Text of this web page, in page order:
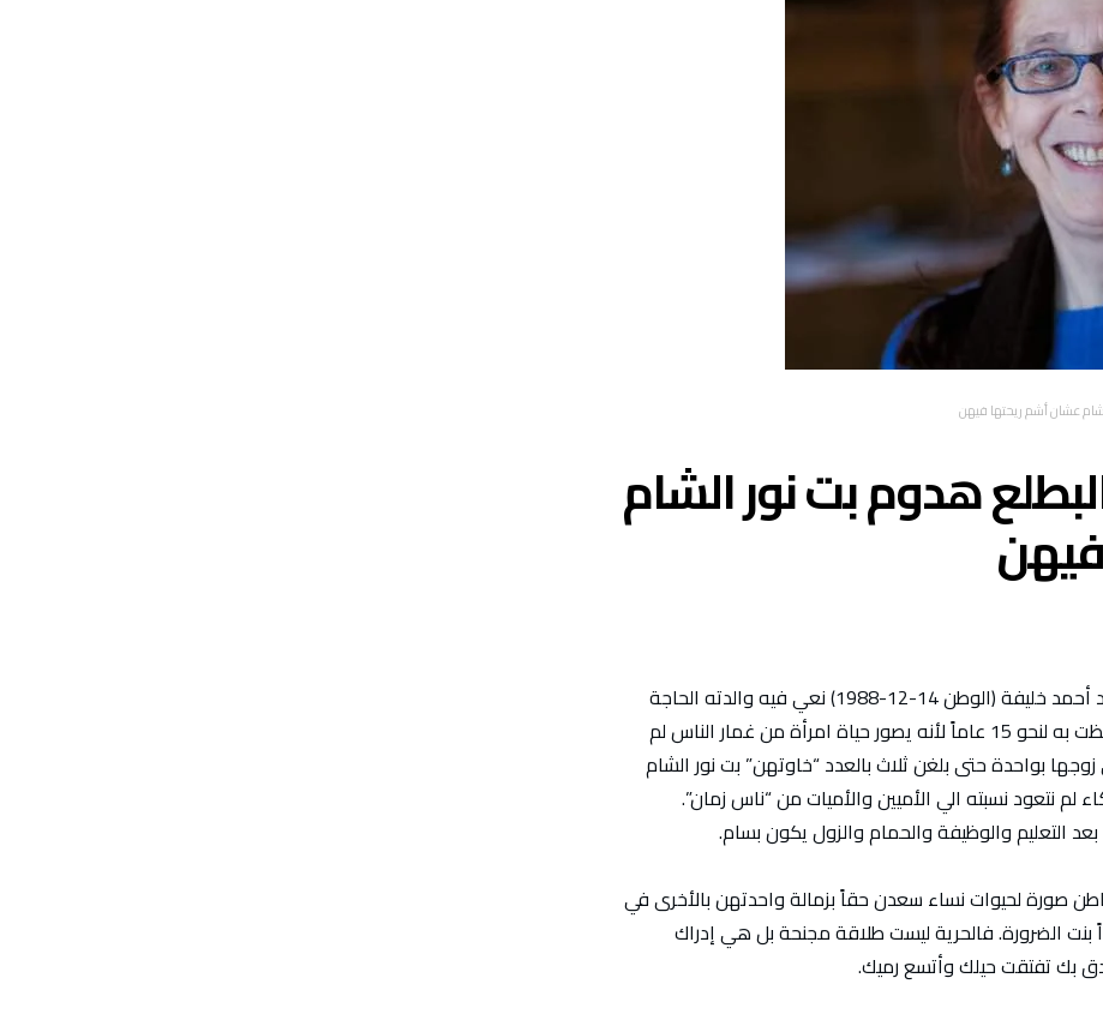
عشان أشم ريحتها فيهن
هدوم بت نور الشام
كنت قد كتبت قبل ايام أزكي مقالاً للأستاذ سيد أحمد خليفة (الوطن 14-12-1988) نعي فيه والدته الحاجة
حسنة بت نور الشام. وقد جذبني اليه حتى احتفظت به لنحو 15 عاماً لأنه يصور حياة امرأة من غمار الناس لم
بواحدة حتى بلغن ثلاث بالعدد “خاوتهن” بت نور الشام
نتعود نسبته الي الأميين والأميات من “ناس زمان”.
بعد التعليم والوظيفة والحمام والزول يكون بسام.
صورة لحيوات نساء سعدن حقاً بزمالة واحدتهن بالأخرى في
بنت الضرورة. فالحرية ليست طلاقة مجنحة بل هي إدراك
بك تفتقت حيلك وأتسع رميك.